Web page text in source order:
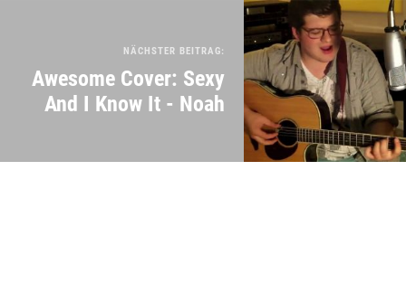
NÄCHSTER BEITRAG:
Awesome Cover: Sexy
And I Know It - Noah